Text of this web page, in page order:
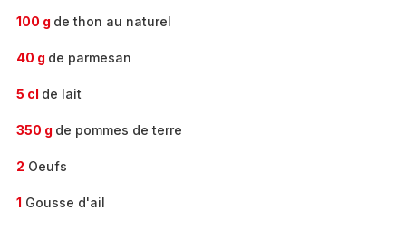
100 g de thon au naturel
40 g de parmesan
5 cl de lait
350 g de pommes de terre
2 Oeufs
1 Gousse d'ail